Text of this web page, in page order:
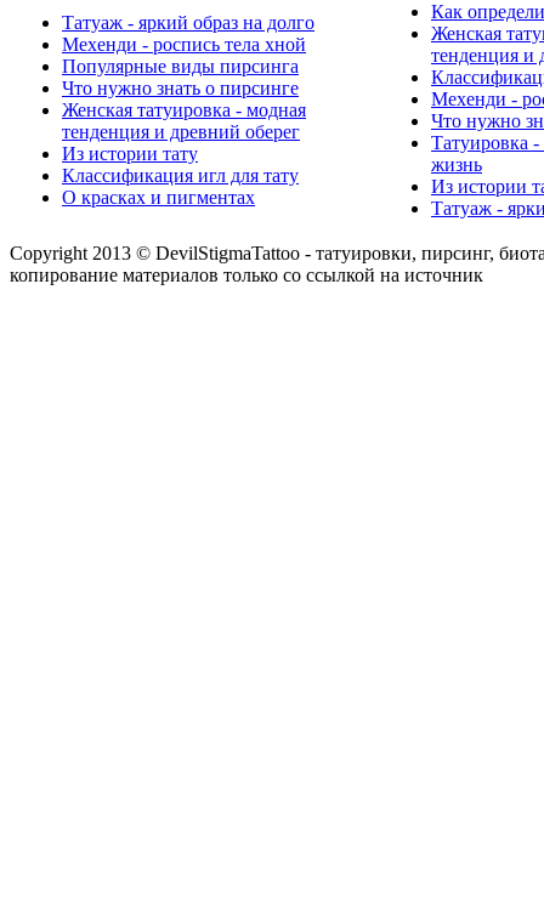
Татуаж - яркий образ на долго
Мехенди - роспись тела хной
Популярные виды пирсинга
Что нужно знать о пирсинге
Женская татуировка - модная
тенденция и древний оберег
Из истории тату
Классификация игл для тату
О красках и пигментах
Как
Женская
тенденция и
Мехенди -
Что нужно
Татуировка
жизнь
Из истории
Татуаж -
Copyright 2013 © DevilStigmaTattoo - татуировки, пирсинг,
копирование материалов только со ссылкой на источник